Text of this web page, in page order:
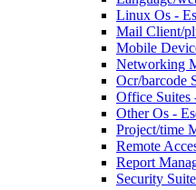
Linux Os -
Mail Client/
Mobile
Networking
Ocr/barcode
Office Suites
Other Os -
Project/time
Remote
Report
Security